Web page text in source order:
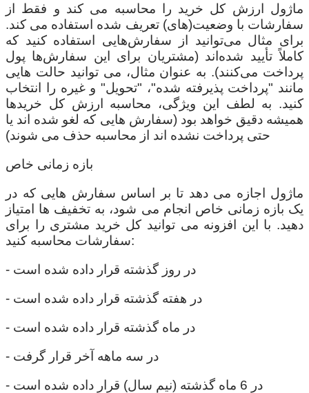
ماژول ارزش کل خرید را محاسبه می کند و فقط از
سفارشات با وضعیت(های) تعریف شده استفاده می کند.
برای مثال می‌توانید از سفارش‌هایی استفاده کنید که
کاملاً تأیید شده‌اند (مشتریان برای این سفارش‌ها پول
پرداخت می‌کنند). به عنوان مثال، می توانید حالت هایی
مانند "پرداخت پذیرفته شده"، "تحویل" و غیره را انتخاب
کنید. به لطف این ویژگی، محاسبه ارزش کل خریدها
همیشه دقیق خواهد بود (سفارش هایی که لغو شده اند یا
حتی پرداخت نشده اند از محاسبه حذف می شوند)
بازه زمانی خاص
ماژول اجازه می دهد تا بر اساس سفارش هایی که در
یک بازه زمانی خاص انجام می شود، به تخفیف ها امتیاز
دهید. با این افزونه می توانید کل خرید مشتری را برای
سفارشات محاسبه کنید:
- در روز گذشته قرار داده شده است
- در هفته گذشته قرار داده شده است
- در ماه گذشته قرار داده شده است
- در سه ماهه آخر قرار گرفت
- در 6 ماه گذشته (نیم سال) قرار داده شده است